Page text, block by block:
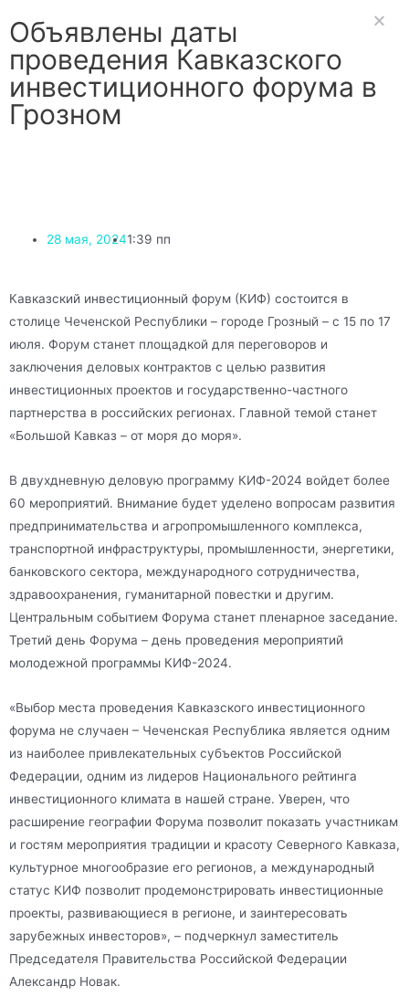
Объявлены даты
проведения Кавказского
инвестиционного форума в
Грозном
28 мая, 20241:39 пп
Кавказский инвестиционный форум (КИФ) состоится в
столице Чеченской Республики – городе Грозный – с 15 по 17
июля. Форум станет площадкой для переговоров и
заключения деловых контрактов с целью развития
инвестиционных проектов и государственно-частного
партнерства в российских регионах. Главной темой станет
«Большой Кавказ – от моря до моря».
В двухдневную деловую программу КИФ-2024 войдет более
60 мероприятий. Внимание будет уделено вопросам развития
предпринимательства и агропромышленного комплекса,
транспортной инфраструктуры, промышленности, энергетики,
банковского сектора, международного сотрудничества,
здравоохранения, гуманитарной повестки и другим.
Центральным событием Форума станет пленарное заседание.
Третий день Форума – день проведения мероприятий
молодежной программы КИФ-2024.
«Выбор места проведения Кавказского инвестиционного
форума не случаен – Чеченская Республика является одним
из наиболее привлекательных субъектов Российской
Федерации, одним из лидеров Национального рейтинга
инвестиционного климата в нашей стране. Уверен, что
расширение географии Форума позволит показать участникам
и гостям мероприятия традиции и красоту Северного Кавказа,
культурное многообразие его регионов, а международный
статус КИФ позволит продемонстрировать инвестиционные
проекты, развивающиеся в регионе, и заинтересовать
зарубежных инвесторов», – подчеркнул заместитель
Председателя Правительства Российской Федерации
Александр Новак.